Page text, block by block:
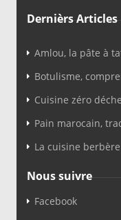
Dernièrs Articles
Amlou, la pâte à
Botulisme,
Cuisine zéro
Pain marocain,
La cuisine
Nous suivre
Facebook